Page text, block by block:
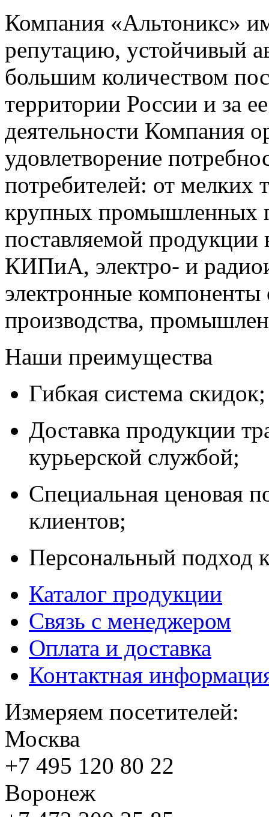
Компания «Альтоникс»
репутацию, устойчивый
большим количеством
территории России и за
деятельности Компания
удовлетворение
потребителей: от мелких
крупных промышленных
поставляемой продукции
КИПиА, электро- и
электронные компоненты
производства,
Наши преимущества
Гибкая система скидок;
Доставка продукции
курьерской службой;
Специальная ценовая
клиентов;
Персональный подход
Каталог продукции
Связь с менеджером
Оплата и доставка
Контактная
Измеряем посетителей:
Москва
+7 495 120 80 22
Воронеж